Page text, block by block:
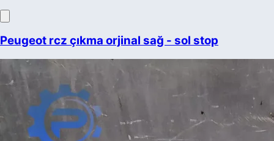
Peugeot rcz çıkma orjinal sağ - sol stop